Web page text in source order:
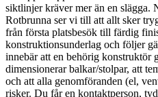
siktlinjer kräver mer än en slägga.
Rotbrunna ser vi till att allt sker
från första platsbesök till färdig
konstruktionsunderlag och följer
innebär att en behörig konstruktör
dimensionerar balkar/stolpar, att
och att alla genomföranden (el,
risker. Du får en kontaktperson,